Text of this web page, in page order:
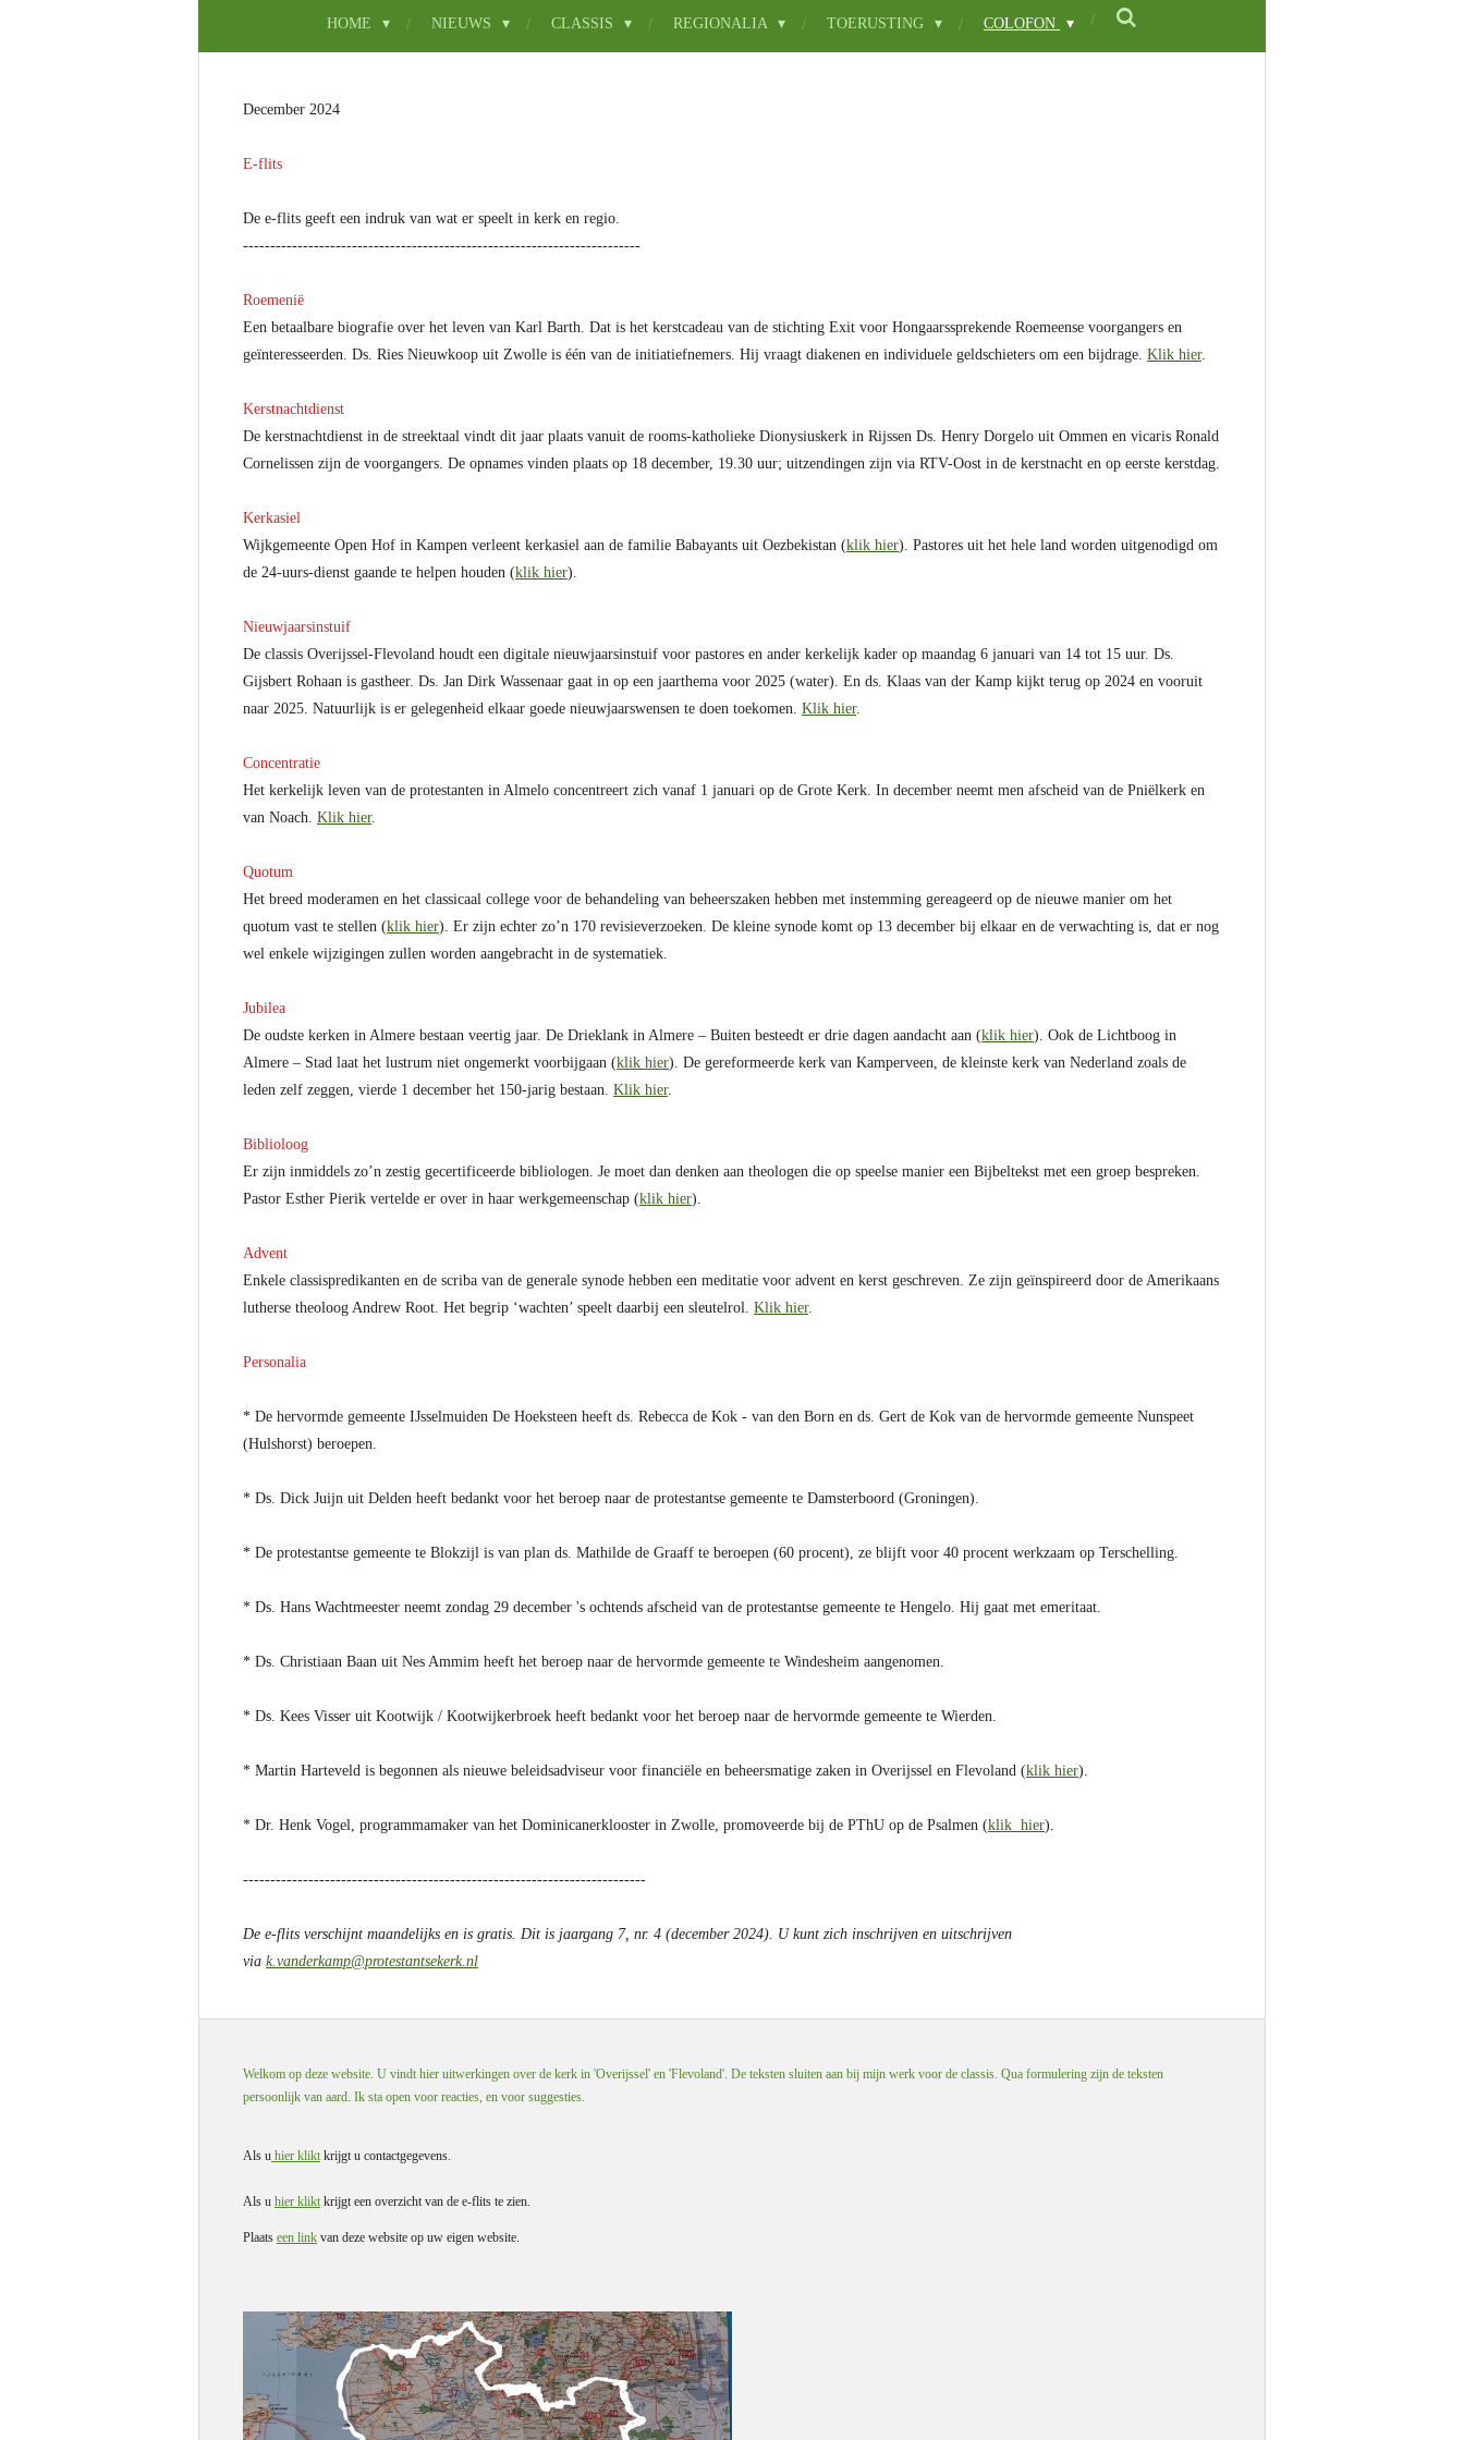
HOME NIEUWS CLASSIS REGIONALIA TOERUSTING COLOFON
December 2024
E-flits
De e-flits geeft een indruk van wat er speelt in kerk en regio.
-------------------------------------------------------------------------
Roemenië
Een betaalbare biografie over het leven van Karl Barth. Dat is het kerstcadeau van de stichting Exit voor Hongaarssprekende Roemeense voorgangers en
geïnteresseerden. Ds. Ries Nieuwkoop uit Zwolle is één van de initiatiefnemers. Hij vraagt diakenen en individuele geldschieters om een bijdrage. Klik hier.
Kerstnachtdienst
De kerstnachtdienst in de streektaal vindt dit jaar plaats vanuit de rooms-katholieke Dionysiuskerk in Rijssen Ds. Henry Dorgelo uit Ommen en vicaris Ronald
Cornelissen zijn de voorgangers. De opnames vinden plaats op 18 december, 19.30 uur; uitzendingen zijn via RTV-Oost in de kerstnacht en op eerste kerstdag.
Kerkasiel
Wijkgemeente Open Hof in Kampen verleent kerkasiel aan de familie Babayants uit Oezbekistan (klik hier). Pastores uit het hele land worden uitgenodigd om
de 24-uurs-dienst gaande te helpen houden (klik hier).
Nieuwjaarsinstuif
De classis Overijssel-Flevoland houdt een digitale nieuwjaarsinstuif voor pastores en ander kerkelijk kader op maandag 6 januari van 14 tot 15 uur. Ds.
Gijsbert Rohaan is gastheer. Ds. Jan Dirk Wassenaar gaat in op een jaarthema voor 2025 (water). En ds. Klaas van der Kamp kijkt terug op 2024 en vooruit
naar 2025. Natuurlijk is er gelegenheid elkaar goede nieuwjaarswensen te doen toekomen. Klik hier.
Concentratie
Het kerkelijk leven van de protestanten in Almelo concentreert zich vanaf 1 januari op de Grote Kerk. In december neemt men afscheid van de Pniëlkerk en
van Noach. Klik hier.
Quotum
Het breed moderamen en het classicaal college voor de behandeling van beheerszaken hebben met instemming gereageerd op de nieuwe manier om het
quotum vast te stellen (klik hier). Er zijn echter zo’n 170 revisieverzoeken. De kleine synode komt op 13 december bij elkaar en de verwachting is, dat er nog
wel enkele wijzigingen zullen worden aangebracht in de systematiek.
Jubilea
De oudste kerken in Almere bestaan veertig jaar. De Drieklank in Almere – Buiten besteedt er drie dagen aandacht aan (klik hier). Ook de Lichtboog in
Almere – Stad laat het lustrum niet ongemerkt voorbijgaan (klik hier). De gereformeerde kerk van Kamperveen, de kleinste kerk van Nederland zoals de
leden zelf zeggen, vierde 1 december het 150-jarig bestaan. Klik hier.
Biblioloog
Er zijn inmiddels zo’n zestig gecertificeerde bibliologen. Je moet dan denken aan theologen die op speelse manier een Bijbeltekst met een groep bespreken.
Pastor Esther Pierik vertelde er over in haar werkgemeenschap (klik hier).
Advent
Enkele classispredikanten en de scriba van de generale synode hebben een meditatie voor advent en kerst geschreven. Ze zijn geïnspireerd door de Amerikaans
lutherse theoloog Andrew Root. Het begrip ‘wachten’ speelt daarbij een sleutelrol. Klik hier.
Personalia
* De hervormde gemeente IJsselmuiden De Hoeksteen heeft ds. Rebecca de Kok - van den Born en ds. Gert de Kok van de hervormde gemeente Nunspeet
(Hulshorst) beroepen.
* Ds. Dick Juijn uit Delden heeft bedankt voor het beroep naar de protestantse gemeente te Damsterboord (Groningen).
* De protestantse gemeente te Blokzijl is van plan ds. Mathilde de Graaff te beroepen (60 procent), ze blijft voor 40 procent werkzaam op Terschelling.
* Ds. Hans Wachtmeester neemt zondag 29 december 's ochtends afscheid van de protestantse gemeente te Hengelo. Hij gaat met emeritaat.
* Ds. Christiaan Baan uit Nes Ammim heeft het beroep naar de hervormde gemeente te Windesheim aangenomen.
* Ds. Kees Visser uit Kootwijk / Kootwijkerbroek heeft bedankt voor het beroep naar de hervormde gemeente te Wierden.
* Martin Harteveld is begonnen als nieuwe beleidsadviseur voor financiële en beheersmatige zaken in Overijssel en Flevoland (klik hier).
* Dr. Henk Vogel, programmamaker van het Dominicanerklooster in Zwolle, promoveerde bij de PThU op de Psalmen (klik hier).
--------------------------------------------------------------------------
De e-flits verschijnt maandelijks en is gratis. Dit is jaargang 7, nr. 4 (december 2024). U kunt zich inschrijven en uitschrijven
via k.vanderkamp@protestantsekerk.nl
Welkom op deze website. U vindt hier uitwerkingen over de kerk in 'Overijssel' en 'Flevoland'. De teksten sluiten aan bij mijn werk voor de classis. Qua formulering zijn de teksten
persoonlijk van aard. Ik sta open voor reacties, en voor suggesties.
Als u hier klikt krijgt u contactgegevens.
Als u hier klikt krijgt een overzicht van de e-flits te zien.
Plaats een link van deze website op uw eigen website.